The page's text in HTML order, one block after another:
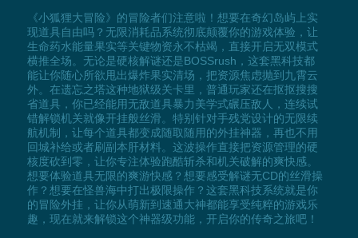
《小狐狸大冒险》的冒险者们注意啦！想要在奇幻岛屿上实
现道具自由吗？无限消耗品系统彻底颠覆你的游戏体验，让
生命药水能量果实等关键物资永不枯竭，直接开启无双模式
横推全场。无论是硬核解谜还是BOSSrush，这套黑科技都
能让你随心所欲甩出爆炸果实清场，把资源焦虑抛到九霄云
外。在遗忘之塔这种地狱级关卡里，普通玩家还在抠抠搜搜
省道具，你已经能用无敌道具暴力美学式碾压敌人，连续试
错解锁机关就像开挂般丝滑。特别针对手残党设计的无限续
航机制，让每个道具都变成随取随用的外挂神器，再也不用
回城补给或者刷副本肝材料。这波操作直接把资源管理的硬
核度砍到零，让你专注体验跑酷斩杀和机关破解的爽快感。
想要体验道具无限的爽游快感？想要感受解谜无CD的丝滑操
作？想要在怪兽海中打出极限操作？这套黑科技系统就是你
的冒险外挂，让你从萌新到速通大神都能享受纯粹的游戏乐
趣，现在就来解锁这个神器级功能，开启你的传奇之旅吧！